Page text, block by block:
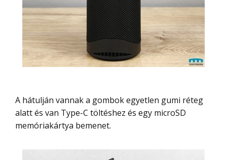
A hátulján vannak a gombok egyetlen gumi réteg
alatt és van Type-C töltéshez és egy microSD
memóriakártya bemenet.